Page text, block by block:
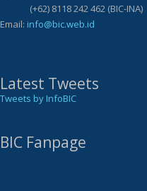
(+62) 8118 242 462 (BIC-INA)
Email: info@bic.web.id
Latest Tweets
Tweets by InfoBIC
BIC Fanpage